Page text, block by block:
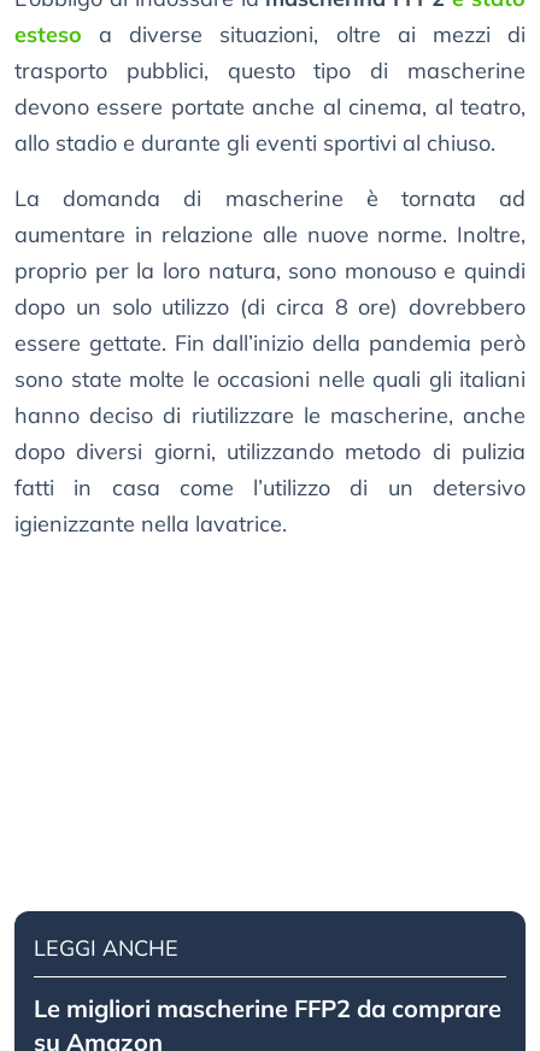
esteso a diverse situazioni, oltre ai mezzi di
trasporto pubblici, questo tipo di mascherine
devono essere portate anche al cinema, al teatro,
allo stadio e durante gli eventi sportivi al chiuso.
La domanda di mascherine è tornata ad
aumentare in relazione alle nuove norme. Inoltre,
proprio per la loro natura, sono monouso e quindi
dopo un solo utilizzo (di circa 8 ore) dovrebbero
essere gettate. Fin dall’inizio della pandemia però
sono state molte le occasioni nelle quali gli italiani
hanno deciso di riutilizzare le mascherine, anche
dopo diversi giorni, utilizzando metodo di pulizia
fatti in casa come l’utilizzo di un detersivo
igienizzante nella lavatrice.
LEGGI ANCHE
Le migliori mascherine FFP2 da comprare
su Amazon